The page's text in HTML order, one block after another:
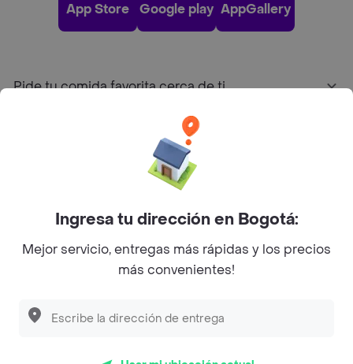
App Store Google play AppGallery
Pide tu comida favorita cerca de ti
Sobre Rappi
Facebook
Twitter
Instagram
©2026Rappi Inc. All rights reserved.
Ingresa tu dirección en Bogotá:
Mejor servicio, entregas más rápidas y los precios
más convenientes!